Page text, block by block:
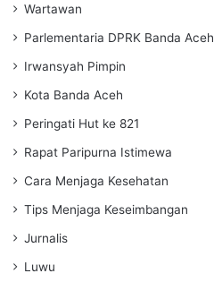
Wartawan
Parlementaria DPRK Banda Aceh
Irwansyah Pimpin
Kota Banda Aceh
Peringati Hut ke 821
Rapat Paripurna Istimewa
Cara Menjaga Kesehatan
Tips Menjaga Keseimbangan
Jurnalis
Luwu